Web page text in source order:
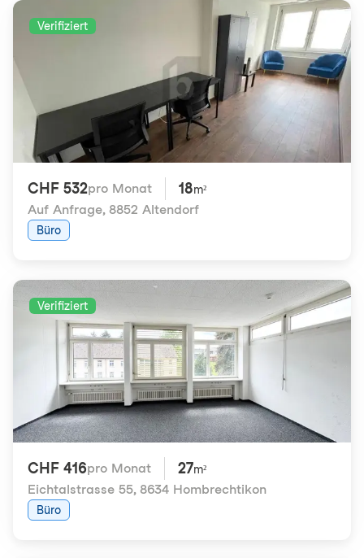
Verifiziert
CHF 532pro Monat 18m²
Auf Anfrage, 8852 Altendorf
Büro
Verifiziert
CHF 416pro Monat 27m²
Eichtalstrasse 55, 8634 Hombrechtikon
Büro